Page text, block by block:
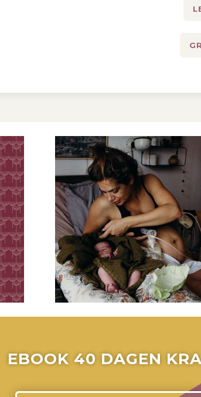
EBOOK 40 DAGEN